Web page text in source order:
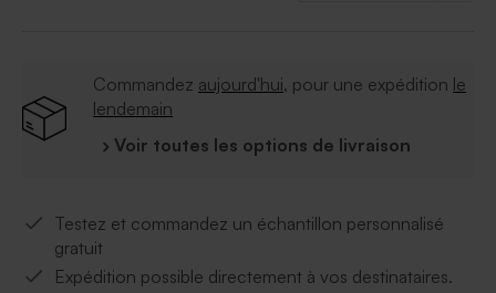
Commandez aujourd'hui, pour une expédition le
lendemain
› Voir toutes les options de livraison
Testez et commandez un échantillon personnalisé
gratuit
Expédition possible directement à vos destinataires.